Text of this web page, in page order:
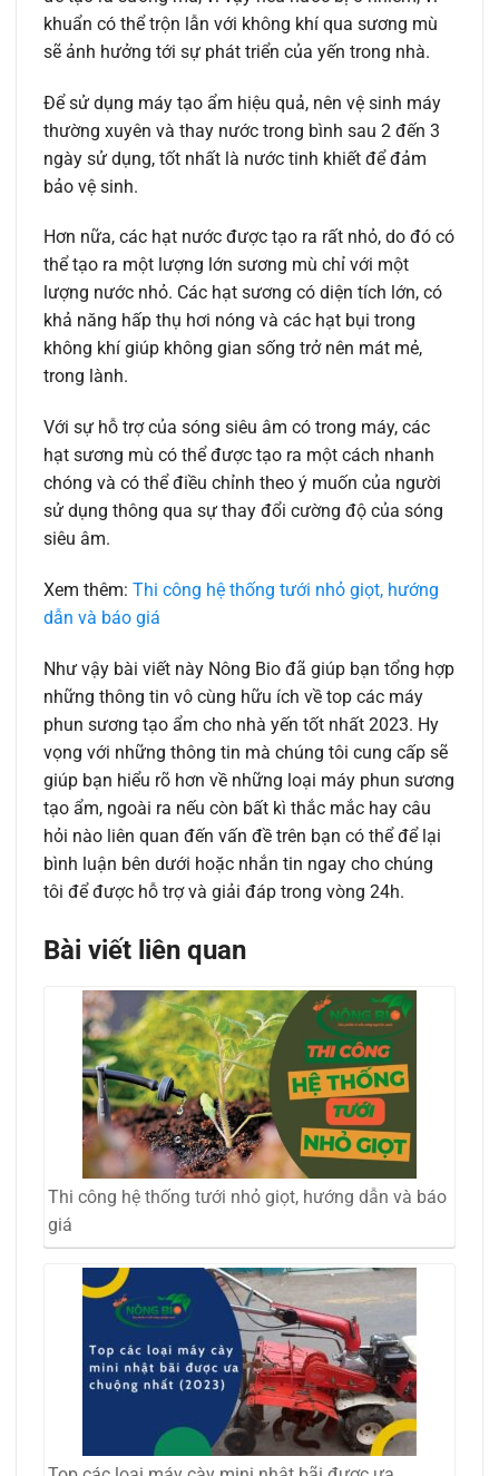
khuẩn có thể trộn lẫn với không khí qua sương mù
sẽ ảnh hưởng tới sự phát triển của yến trong nhà.
Để sử dụng máy tạo ẩm hiệu quả, nên vệ sinh máy
thường xuyên và thay nước trong bình sau 2 đến 3
ngày sử dụng, tốt nhất là nước tinh khiết để đảm
bảo vệ sinh.
Hơn nữa, các hạt nước được tạo ra rất nhỏ, do đó có
thể tạo ra một lượng lớn sương mù chỉ với một
lượng nước nhỏ. Các hạt sương có diện tích lớn, có
khả năng hấp thụ hơi nóng và các hạt bụi trong
không khí giúp không gian sống trở nên mát mẻ,
trong lành.
Với sự hỗ trợ của sóng siêu âm có trong máy, các
hạt sương mù có thể được tạo ra một cách nhanh
chóng và có thể điều chỉnh theo ý muốn của người
sử dụng thông qua sự thay đổi cường độ của sóng
siêu âm.
Xem thêm: Thi công hệ thống tưới nhỏ giọt, hướng
dẫn và báo giá
Như vậy bài viết này Nông Bio đã giúp bạn tổng hợp
những thông tin vô cùng hữu ích về top các máy
phun sương tạo ẩm cho nhà yến tốt nhất 2023. Hy
vọng với những thông tin mà chúng tôi cung cấp sẽ
giúp bạn hiểu rõ hơn về những loại máy phun sương
tạo ẩm, ngoài ra nếu còn bất kì thắc mắc hay câu
hỏi nào liên quan đến vấn đề trên bạn có thể để lại
bình luận bên dưới hoặc nhắn tin ngay cho chúng
tôi để được hỗ trợ và giải đáp trong vòng 24h.
Bài viết liên quan
Thi công hệ thống tưới nhỏ giọt, hướng dẫn và báo
giá